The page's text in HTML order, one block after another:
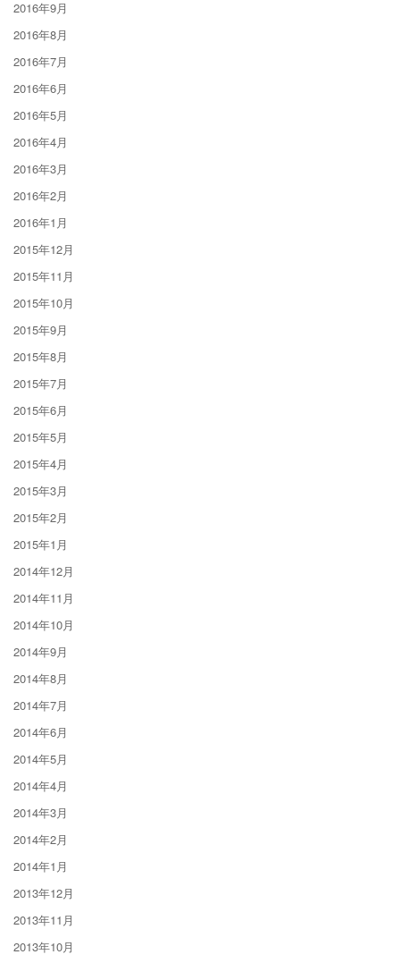
2016年9月
2016年8月
2016年7月
2016年6月
2016年5月
2016年4月
2016年3月
2016年2月
2016年1月
2015年12月
2015年11月
2015年10月
2015年9月
2015年8月
2015年7月
2015年6月
2015年5月
2015年4月
2015年3月
2015年2月
2015年1月
2014年12月
2014年11月
2014年10月
2014年9月
2014年8月
2014年7月
2014年6月
2014年5月
2014年4月
2014年3月
2014年2月
2014年1月
2013年12月
2013年11月
2013年10月